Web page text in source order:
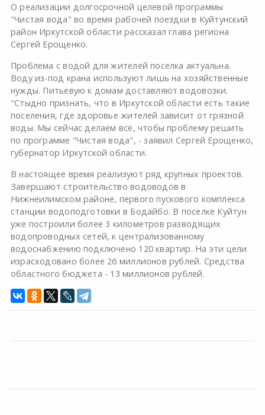
О реализации долгосрочной целевой программы
"Чистая вода" во время рабочей поездки в Куйтунский
район Иркутской области рассказал глава региона
Сергей Ерощенко.
Проблема с водой для жителей поселка актуальна.
Воду из-под крана используют лишь на хозяйственные
нужды. Питьевую к домам доставляют водовозки.
"Стыдно признать, что в Иркутской области есть такие
поселения, где здоровье жителей зависит от грязной
воды. Мы сейчас делаем всё, чтобы проблему решить
по программе "Чистая вода", - заявил Сергей Ерощенко,
губернатор Иркутской области.
В настоящее время реализуют ряд крупных проектов.
Завершают строительство водоводов в
Нижнеилимском районе, первого пускового комплекса
станции водоподготовки в Бодайбо. В поселке Куйтун
уже построили более 3 километров разводящих
водопроводных сетей, к централизованному
водоснабжению подключено 120 квартир. На эти цели
израсходовано более 26 миллионов рублей. Средства
областного бюджета - 13 миллионов рублей.